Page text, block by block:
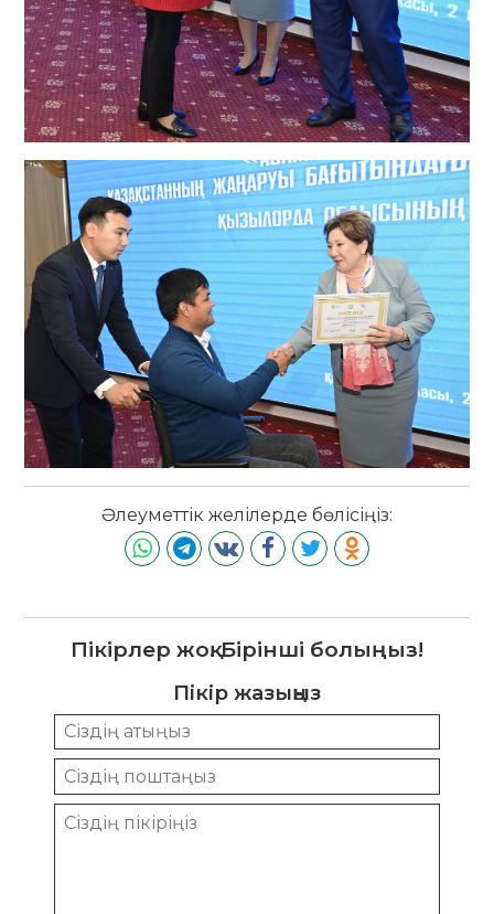
Әлеуметтік желілерде бөлісіңіз:
Пікірлер жоқ. Бірінші болыңыз!
Пікір жазыңыз